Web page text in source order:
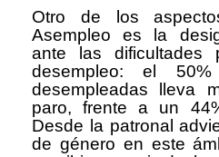
Otro de los
Asempleo es la
ante las dificultades
desempleo: el
desempleadas lleva
paro, frente a un
Desde la patronal
de género en este